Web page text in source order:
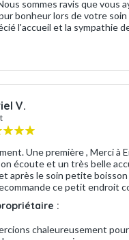
sommes ravis que vous
bonheur lors de votre
l'accueil et la sympathie
V.
Une première , Merci à
écoute et un très belle
après le soin petite boisson
ce petit endroit
:
chaleureusement